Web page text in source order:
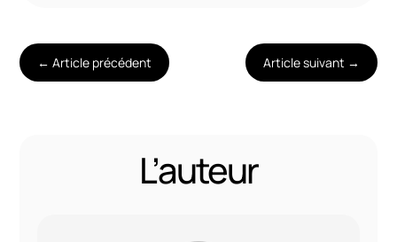
←Article précédent Article suivant →
L’auteur